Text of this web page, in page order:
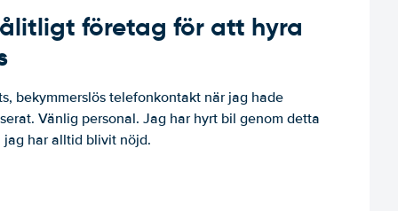
företag för att hyra
bekymmerslös telefonkontakt när jag hade
Vänlig personal. Jag har hyrt bil genom detta
har alltid blivit nöjd.